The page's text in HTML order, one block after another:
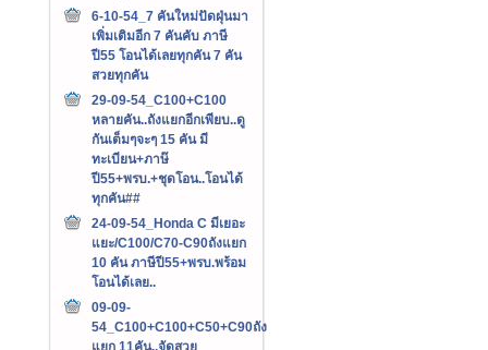
6-10-54_7 คันใหม่ปัดฝุ่นมา
เพิ่มเติมอีก 7 คันคับ ภาษี
ปี55 โอนได้เลยทุกคัน 7 คัน
สวยทุกคัน
29-09-54_C100+C100
หลายคัน..ถังแยกอีกเพียบ..ดู
กันเต็มๆจะๆ 15 คัน มี
ทะเบียน+ภาษ๊
ปี55+พรบ.+ชุดโอน..โอนได้
ทุกคัน##
24-09-54_Honda C มีเยอะ
แยะ/C100/C70-C90ถังแยก
10 คัน ภาษีปี55+พรบ.พร้อม
โอนได้เลย..
09-09-
54_C100+C100+C50+C90ถัง
แยก 11คัน..จัดสวย